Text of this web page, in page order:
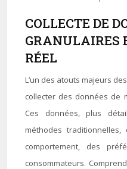
COLLECTE DE
GRANULAIRES
RÉEL
L’un des atouts majeurs
collecter des données de
Ces données, plus
méthodes
comportement, des
consommateurs.